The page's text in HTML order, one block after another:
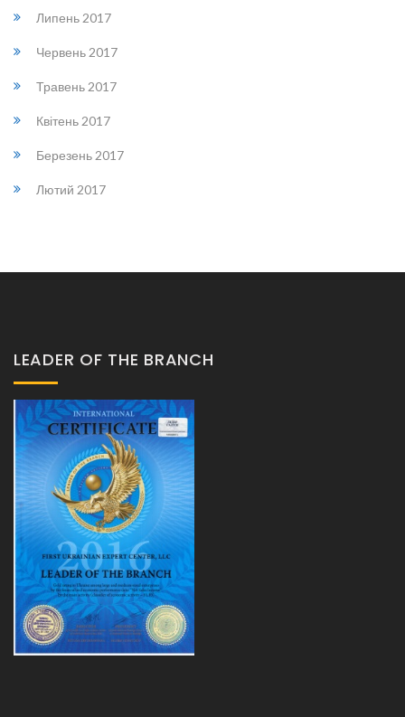
Липень 2017
Червень 2017
Травень 2017
Квітень 2017
Березень 2017
Лютий 2017
LEADER OF THE BRANCH